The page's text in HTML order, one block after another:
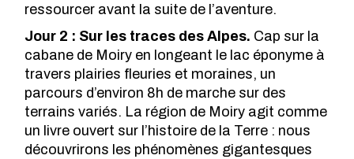
ressourcer avant la suite de l’aventure.
Jour 2 : Sur les traces des Alpes. Cap sur la
cabane de Moiry en longeant le lac éponyme à
travers plairies fleuries et moraines, un
parcours d’environ 8h de marche sur des
terrains variés. La région de Moiry agit comme
un livre ouvert sur l’histoire de la Terre : nous
découvrirons les phénomènes gigantesques